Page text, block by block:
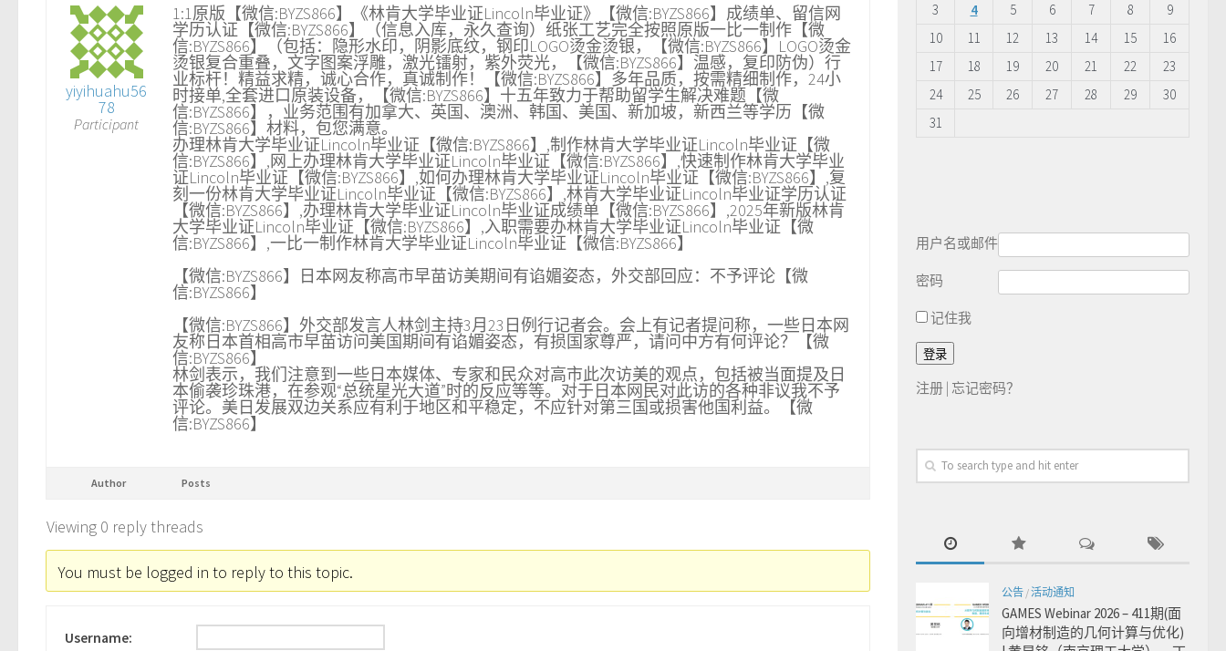
yiyihuahu56
78
Participant
1:1原版【微信:BYZS866】《林肯大学毕业证Lincoln毕业证》【微信:BYZS866】成绩单、留信网
学历认证【微信:BYZS866】（信息入库，永久查询）纸张工艺完全按照原版一比一制作【微
信:BYZS866】（包括：隐形水印，阴影底纹，钢印LOGO烫金烫银，【微信:BYZS866】LOGO烫金
烫银复合重叠，文字图案浮雕，激光镭射，紫外荧光，【微信:BYZS866】温感，复印防伪）行
业标杆！精益求精，诚心合作，真诚制作！【微信:BYZS866】多年品质，按需精细制作，24小
时接单,全套进口原装设备，【微信:BYZS866】十五年致力于帮助留学生解决难题【微
信:BYZS866】，业务范围有加拿大、英国、澳洲、韩国、美国、新加坡，新西兰等学历【微
信:BYZS866】材料，包您满意。
办理林肯大学毕业证Lincoln毕业证【微信:BYZS866】,制作林肯大学毕业证Lincoln毕业证【微
信:BYZS866】,网上办理林肯大学毕业证Lincoln毕业证【微信:BYZS866】,快速制作林肯大学毕业
证Lincoln毕业证【微信:BYZS866】,如何办理林肯大学毕业证Lincoln毕业证【微信:BYZS866】,复
刻一份林肯大学毕业证Lincoln毕业证【微信:BYZS866】,林肯大学毕业证Lincoln毕业证学历认证
【微信:BYZS866】,办理林肯大学毕业证Lincoln毕业证成绩单【微信:BYZS866】,2025年新版林肯
大学毕业证Lincoln毕业证【微信:BYZS866】,入职需要办林肯大学毕业证Lincoln毕业证【微
信:BYZS866】,一比一制作林肯大学毕业证Lincoln毕业证【微信:BYZS866】
【微信:BYZS866】日本网友称高市早苗访美期间有谄媚姿态，外交部回应：不予评论【微
信:BYZS866】
【微信:BYZS866】外交部发言人林剑主持3月23日例行记者会。会上有记者提问称，一些日本网
友称日本首相高市早苗访问美国期间有谄媚姿态，有损国家尊严，请问中方有何评论？【微
信:BYZS866】
林剑表示，我们注意到一些日本媒体、专家和民众对高市此次访美的观点，包括被当面提及日
本偷袭珍珠港，在参观“总统星光大道”时的反应等等。对于日本网民对此访的各种非议我不予
评论。美日发展双边关系应有利于地区和平稳定，不应针对第三国或损害他国利益。【微
信:BYZS866】
Author Posts
Viewing 0 reply threads
You must be logged in to reply to this topic.
Username:
3
4 5 6 7 8
9
10
11 12 13 14 15
16
17
18 19 20 21 22
23
24
25 26 27 28 29
30
31
用户名或邮件
密码
记住我
注册 | 忘记密码？
公告 /活动通知
GAMES Webinar 2026 – 411期(面
向增材制造的几何计算与优化)